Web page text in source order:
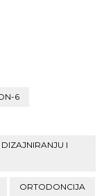
6
I
ORTODONCIJA